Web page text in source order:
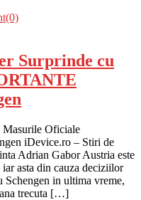
Surprinde cu
Masurile Oficiale
iDevice.ro – Stiri de
Adrian Gabor Austria este
asta din cauza deciziilor
Schengen in ultima vreme,
trecuta […]